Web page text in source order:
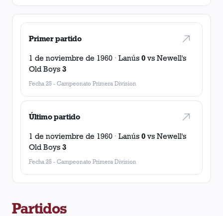
Primer partido
1 de noviembre de 1960 · Lanús 0vs Newell's
Old Boys 3
Fecha 25 - Campeonato Primera Division
Último partido
1 de noviembre de 1960 · Lanús 0vs Newell's
Old Boys 3
Fecha 25 - Campeonato Primera Division
Partidos